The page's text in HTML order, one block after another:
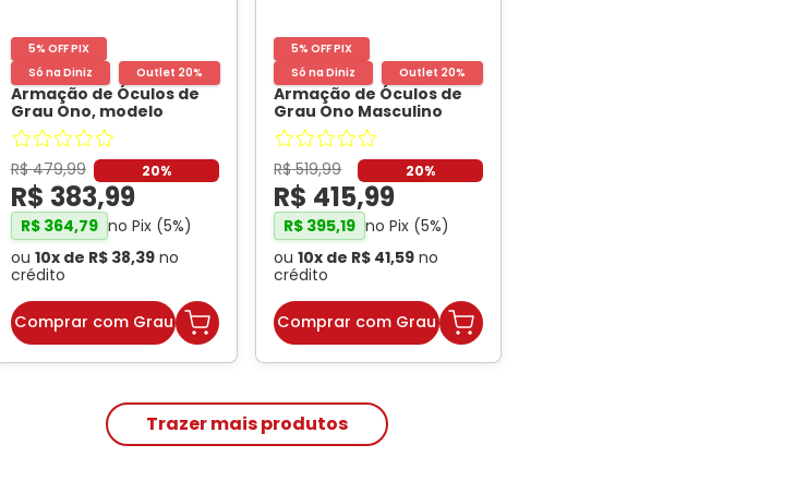
Outlet 20%
5% OFF PIX
Só na Diniz
Outlet 20%
Armação de Óculos de
Grau Ono, modelo
ON6000, cor Rose,
tamanho 53
R$ 479,99 20%
R$ 383,99
R$ 364,79 no Pix (5%)
ou 10x de R$ 38,39no
crédito
Comprar com Grau
5% OFF PIX
Só na Diniz
Outlet 20%
Armação de Óculos de
Grau Ono Masculino
ON0003 Retangular Cor
Azul translúcido
R$ 519,99 20%
R$ 415,99
R$ 395,19 no Pix (5%)
ou10x de R$ 41,59 no
crédito
Comprar com Grau